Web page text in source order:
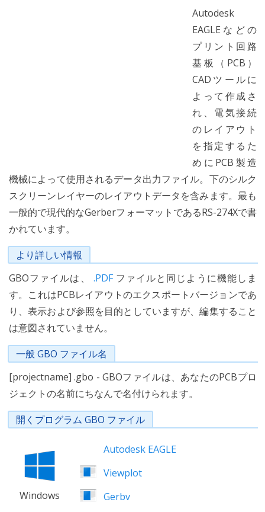
Autodesk
EAGLEなどの
プリント回路
基板（PCB）
CADツールに
よって作成さ
れ、電気接続
のレイアウト
を指定するた
めにPCB製造
機械によって使用されるデータ出力ファイル。下のシルク
スクリーンレイヤーのレイアウトデータを含みます。最も
一般的で現代的なGerberフォーマットであるRS-274Xで書
かれています。
より詳しい情報
GBOファイルは、 .PDFファイルと同じように機能しま
す。これはPCBレイアウトのエクスポートバージョンであ
り、表示および参照を目的としていますが、編集すること
は意図されていません。
一般 GBO ファイル名
[projectname] .gbo - GBOファイルは、あなたのPCBプロ
ジェクトの名前にちなんで名付けられます。
開くプログラム GBO ファイル
Windows
Autodesk EAGLE
Viewplot
Gerbv